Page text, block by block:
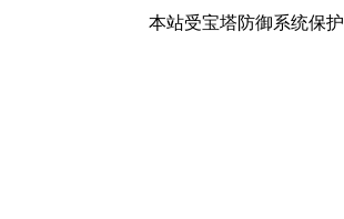
本站受宝塔防御系统保护